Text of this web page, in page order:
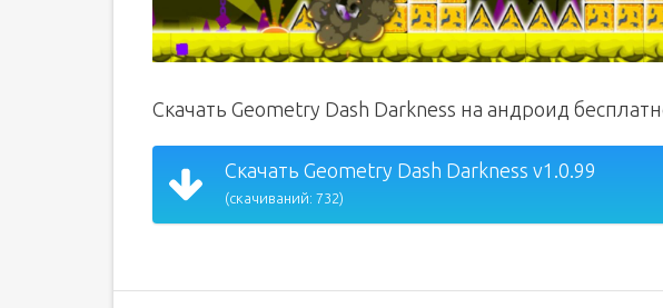
Скачать Geometry Dash Darkness на андроид
Скачать Geometry Dash Darkness v1.0.99
(скачиваний: 732)